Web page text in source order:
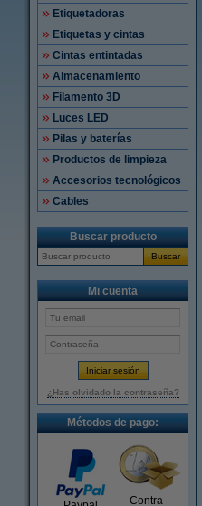
Etiquetadoras
Etiquetas y cintas
Cintas entintadas
Almacenamiento
Filamento 3D
Luces LED
Pilas y baterías
Productos de limpieza
Accesorios tecnológicos
Cables
Buscar producto
Buscar
Mi cuenta
¿Has olvidado la contraseña?
Métodos de pago:
Contra-